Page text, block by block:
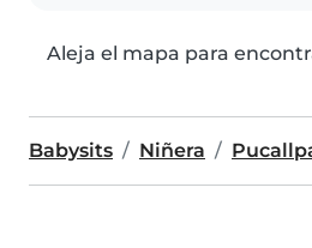
Aleja el mapa para
Babysits Niñera